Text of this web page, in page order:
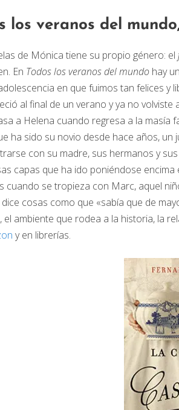
los veranos del
de Mónica tiene su propio género: el
En Todos los veranos del mundo hay
en que fuimos tan felices y
al final de un verano y ya no
a Helena cuando regresa a la masía
ha sido su novio desde hace años, un
con su madre, sus hermanos y
capas que ha ido poniéndose
cuando se tropieza con Marc, aquel
cosas como que «sabía que de
el ambiente que rodea a la historia, la
y en librerías.